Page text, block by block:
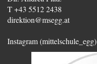
T +43 5512 2438
direktion@msegg.at
Instagram (mittelschule_egg)